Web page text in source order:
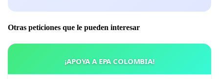
Otras peticiones que le pueden interesar
¡APOYA A EPA COLOMBIA!